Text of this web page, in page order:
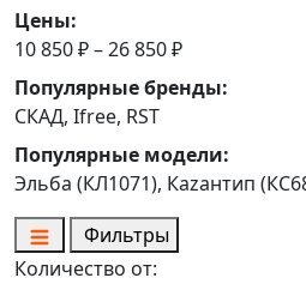
Цены:
10 850 ₽ – 26 850 ₽
Популярные бренды:
СКАД, Ifree, RST
Популярные модели:
Эльба (КЛ1071), Каzантип
Фильтры
Количество от: